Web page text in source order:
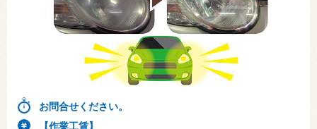
お問合せください。
【作業工賃】